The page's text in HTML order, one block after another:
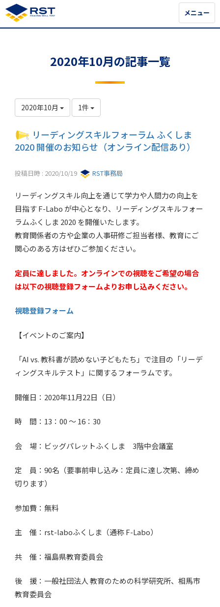
メニュー
メニュー
2020年10月の記事一覧
2020年10月 1件
リーディングスキルフォーラム ふくしま
2020 開催のお知らせ（オンライン配信あり）
投稿日時 : 2020/10/19 RST事務局
リーディングスキル向上を通じて学力や人間力の向上を
目指す F-Labo が中心となり、リーディングスキルフォー
ラムふくしま 2020 を開催いたします。
教育関係者の方や企業の人事研修ご担当者様、教育にご
関心のある方はぜひご参加ください。
定員に達しました。オンラインでの視聴をご希望の場合
は以下の視聴登録フォームよりお申し込みください。
視聴登録フォーム
【イベントのご案内】
「AI vs. 教科書が読めない子どもたち」で注目の「リーデ
ィングスキルテスト」に関するフォーラムです。
開催日：2020年11月22日（日）
時 間：13：00 ～ 16：30
会 場：ビッグパレットふくしま 3階中会議室
定 員：90名（要事前申し込み：定員に達し次第、締め
切ります）
参加費：無料
主 催：rst-laboふくしま（通称 F-Labo）
共 催：福島県教育委員会
後 援：一般社団法人 教育のための科学研究所、相馬市
教育委員会